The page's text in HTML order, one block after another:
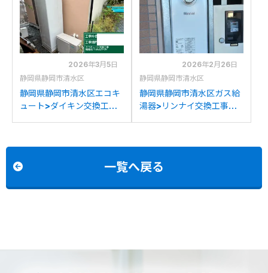
RUF-UE2008AGへの交換
EQA37ZSVへの交換
2026年3月5日
静岡県静岡市清水区
静岡県静岡市清水区エコキ
ュート>ダイキン交換工事
2026年2月26日
静岡県静岡市清水区
静岡県静岡市清水区ガス給
湯器>リンナイ交換工事施
一覧へ戻る